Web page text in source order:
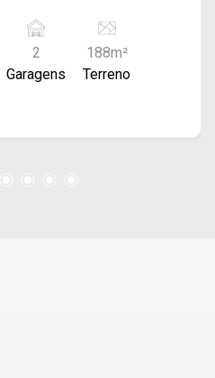
coberta, além de
condicionado.
2
Garagens
188m²
Terreno